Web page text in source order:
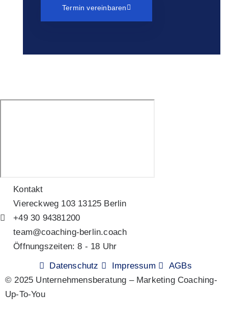
Termin vereinbaren
Kontakt
Viereckweg 103 13125 Berlin
+49 30 94381200
team@coaching-berlin.coach
Öffnungszeiten: 8 - 18 Uhr
Datenschutz
Impressum
AGBs
© 2025 Unternehmensberatung – Marketing Coaching-
Up-To-You